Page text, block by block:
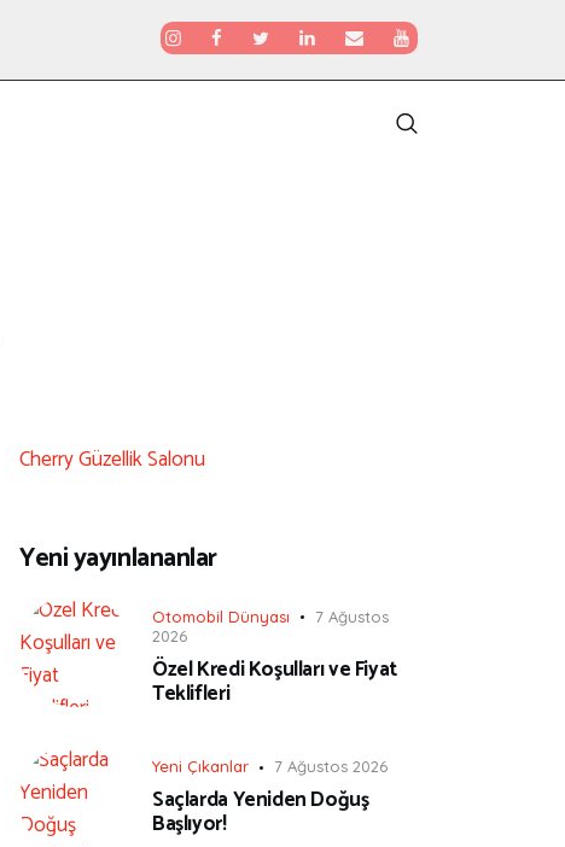
Cherry Güzellik Salonu
Yeni yayınlananlar
Otomobil Dünyası
7 Ağustos
2026
Özel Kredi Koşulları ve Fiyat
Teklifleri
Yeni Çıkanlar 7 Ağustos 2026
Saçlarda Yeniden Doğuş
Başlıyor!